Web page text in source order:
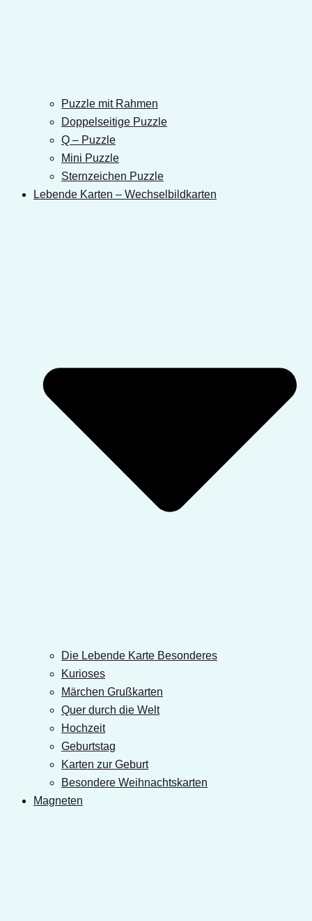
Puzzle mit Rahmen
Doppelseitige Puzzle
Q – Puzzle
Mini Puzzle
Sternzeichen Puzzle
Lebende Karten – Wechselbildkarten
Die Lebende Karte Besonderes
Kurioses
Märchen Grußkarten
Quer durch die Welt
Hochzeit
Geburtstag
Karten zur Geburt
Besondere Weihnachtskarten
Magneten